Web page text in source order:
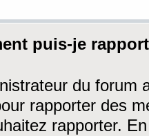
puis-je
du forum
rapporter des
rapporter.